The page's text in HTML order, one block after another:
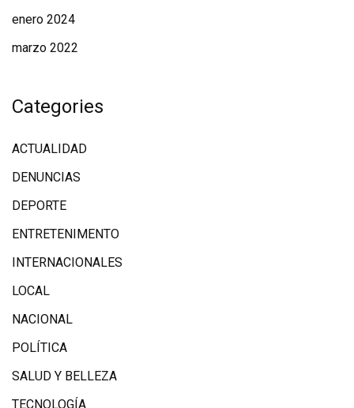
enero 2024
marzo 2022
Categories
ACTUALIDAD
DENUNCIAS
DEPORTE
ENTRETENIMENTO
INTERNACIONALES
LOCAL
NACIONAL
POLÍTICA
SALUD Y BELLEZA
TECNOLOGÍA